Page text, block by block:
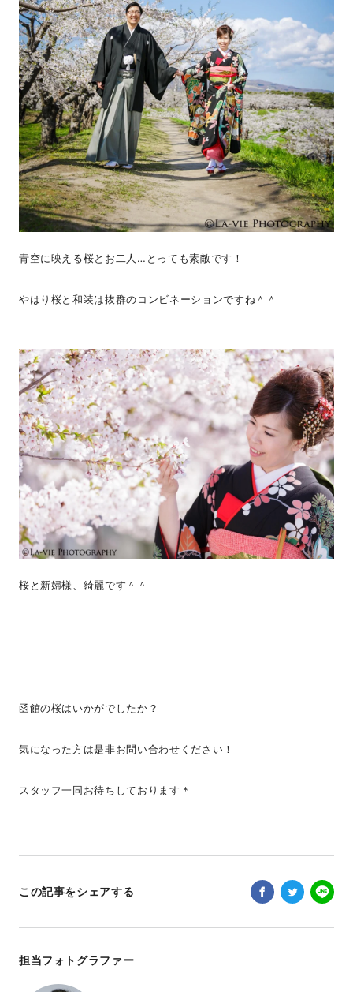
青空に映える桜とお二人…とっても素敵です！
やはり桜と和装は抜群のコンビネーションですね＾＾
桜と新婦様、綺麗です＾＾
函館の桜はいかがでしたか？
気になった方は是非お問い合わせください！
スタッフ一同お待ちしております＊
この記事をシェアする
担当フォトグラファー